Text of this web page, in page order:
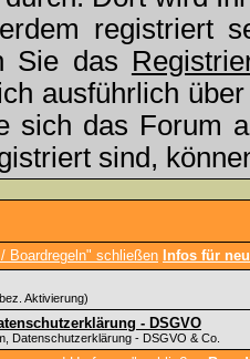
registriert
Sie das
ausführlich
sich das Forum
sind,
Infos für
Aktivierung)
- DSGVO
Datenschutzerklärung - DSGVO & Co.